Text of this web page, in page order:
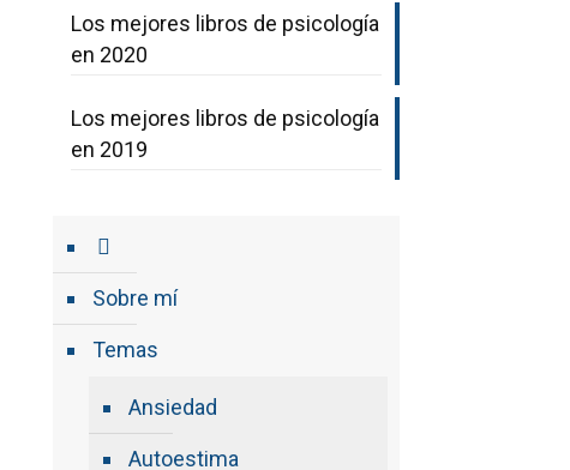
Los mejores libros de psicología
en 2020
Los mejores libros de psicología
en 2019
Sobre mí
Temas
Ansiedad
Autoestima